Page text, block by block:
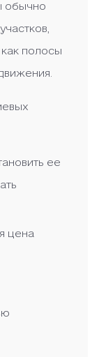
обычно
полосы
ее
цена